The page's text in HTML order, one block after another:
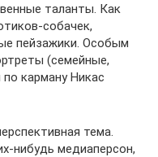
таланты. Как
собачек,
пейзажики. Особым
(семейные,
карману Никас
тема.
нибудь медиаперсон,